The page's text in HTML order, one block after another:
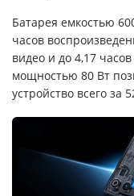
Батарея емкостью
часов
видео и до 4,17
мощностью 80 Вт
устройство всего за